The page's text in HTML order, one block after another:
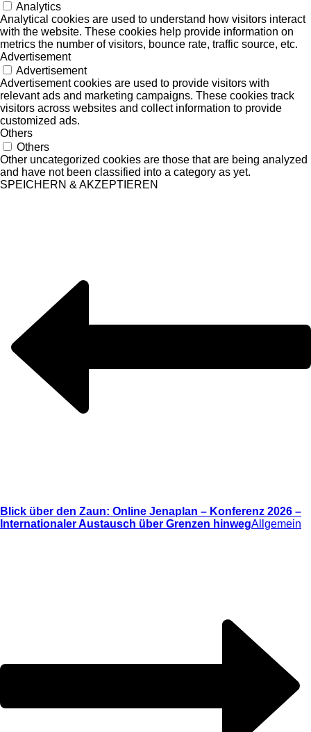
Analytics
Analytical cookies are used to understand how visitors interact
with the website. These cookies help provide information on
metrics the number of visitors, bounce rate, traffic source, etc.
Advertisement
Advertisement
Advertisement cookies are used to provide visitors with
relevant ads and marketing campaigns. These cookies track
visitors across websites and collect information to provide
customized ads.
Others
Others
Other uncategorized cookies are those that are being analyzed
and have not been classified into a category as yet.
SPEICHERN & AKZEPTIEREN
Blick über den Zaun: Online Jenaplan – Konferenz 2026 –
Internationaler Austausch über Grenzen hinwegAllgemein